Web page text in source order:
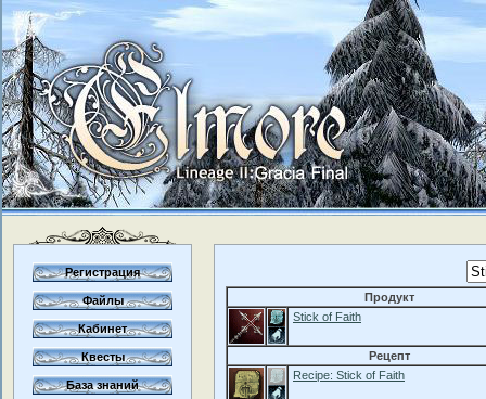
Регистрация
Файлы
Кабинет
Квесты
База знаний
Продукт
Stick of Faith
Рецепт
Recipe: Stick of Faith